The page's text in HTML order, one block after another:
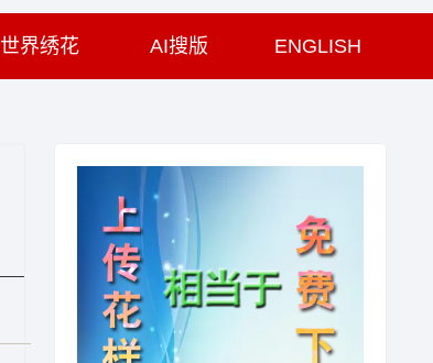
世界绣花 AI搜版 ENGLISH